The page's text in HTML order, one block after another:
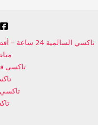
تاكسي
تاكسي